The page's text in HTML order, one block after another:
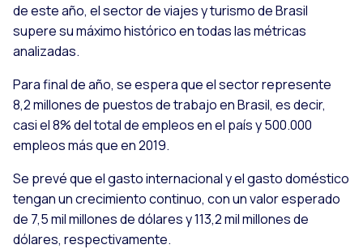
de este año, el sector de viajes y turismo de Brasil
supere su máximo histórico en todas las métricas
analizadas.
Para final de año, se espera que el sector represente
8,2 millones de puestos de trabajo en Brasil, es decir,
casi el 8% del total de empleos en el país y 500.000
empleos más que en 2019.
Se prevé que el gasto internacional y el gasto doméstico
tengan un crecimiento continuo, con un valor esperado
de 7,5 mil millones de dólares y 113,2 mil millones de
dólares, respectivamente.